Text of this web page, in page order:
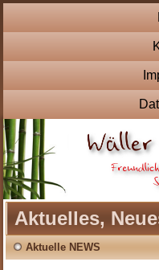
Aktuelles,
Aktuelle NEWS